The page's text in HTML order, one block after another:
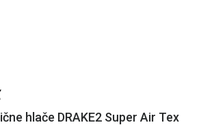
hlače DRAKE2 Super Air Tex